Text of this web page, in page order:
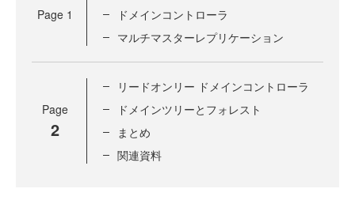
Page 1
ドメインコントローラ
マルチマスターレプリケーション
Page
2
リードオンリー ドメインコントローラ
ドメインツリーとフォレスト
まとめ
関連資料